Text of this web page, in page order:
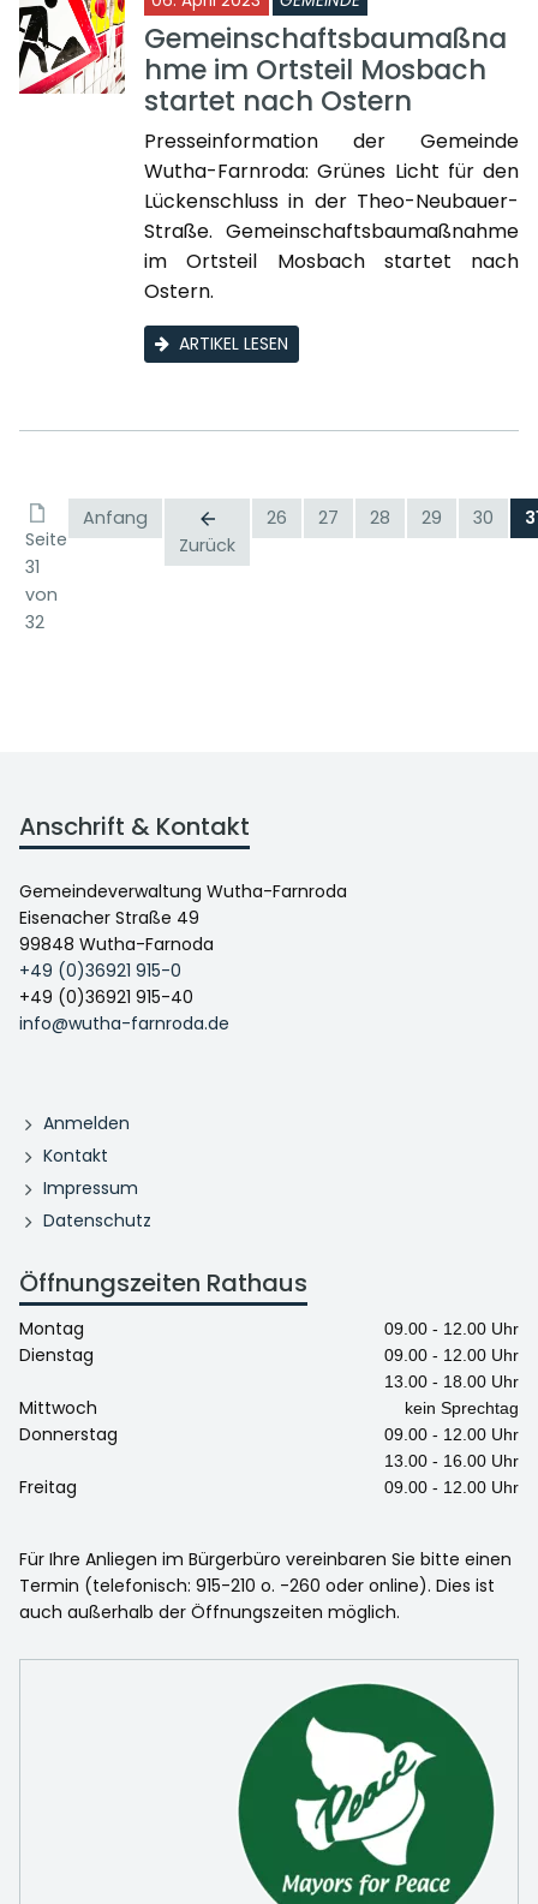
Gemeinschaftsbaumaßna
hme im Ortsteil Mosbach
startet nach Ostern
Presseinformation der Gemeinde
Wutha-Farnroda: Grünes Licht für den
Lückenschluss in der Theo-Neubauer-
Straße. Gemeinschaftsbaumaßnahme
im Ortsteil Mosbach startet nach
Ostern.
ARTIKEL LESEN
Seite
31
von
32
Anfang
Zurück
26 27 28 29 30
Anschrift & Kontakt
Gemeindeverwaltung Wutha-Farnroda
Eisenacher Straße 49
99848 Wutha-Farnoda
+49 (0)36921 915-0
+49 (0)36921 915-40
info@wutha-farnroda.de
Anmelden
Kontakt
Impressum
Datenschutz
Öffnungszeiten Rathaus
Montag 09.00 - 12.00 Uhr
Dienstag
09.00 - 12.00 Uhr
13.00 - 18.00 Uhr
Mittwoch kein Sprechtag
Donnerstag
09.00 - 12.00 Uhr
13.00 - 16.00 Uhr
Freitag 09.00 - 12.00 Uhr
Für Ihre Anliegen im Bürgerbüro vereinbaren Sie bitte einen
Termin (telefonisch: 915-210 o. -260 oder online). Dies ist
auch außerhalb der Öffnungszeiten möglich.